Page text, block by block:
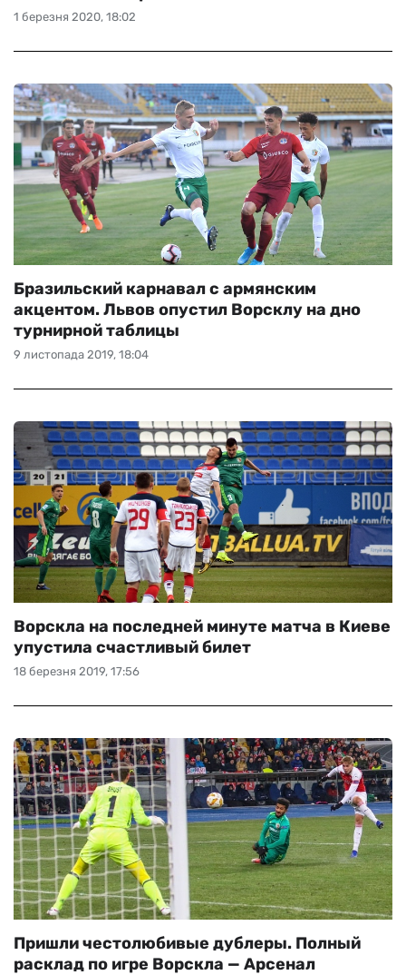
1 березня 2020, 18:02
9 листопада 2019, 18:04
Бразильский карнавал с армянским
акцентом. Львов опустил Ворсклу на дно
турнирной таблицы
18 березня 2019, 17:56
Ворскла на последней минуте матча в Киеве
упустила счастливый билет
Пришли честолюбивые дублеры. Полный
расклад по игре Ворскла — Арсенал